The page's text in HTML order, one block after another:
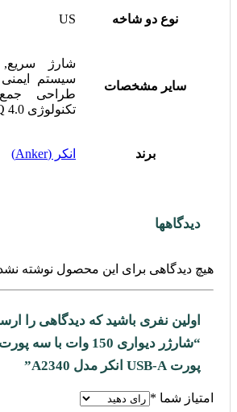
نوع دو شاخه US
سایر مشخصات
طراحی
تکنولوژی PowerIQ 4.0
برند انکر (Anker)
دیدگاهها
هیچ دیدگاهی برای این محصول نوشته
اولین نفری باشید که دیدگاهی را
پورت USB-A انکر مدل ‌A2340”
امتیاز شما *